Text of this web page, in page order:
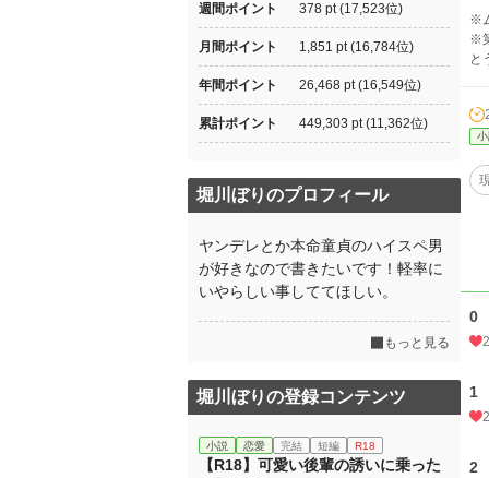
※
※
と
小
0
1
2
週間ポイント 378 pt (17,523位)
月間ポイント 1,851 pt (16,784位)
年間ポイント 26,468 pt (16,549位)
累計ポイント 449,303 pt (11,362位)
堀川ぼりのプロフィール
ヤンデレとか本命童貞のハイスペ男
が好きなので書きたいです！軽率に
いやらしい事しててほしい。
もっと見る
堀川ぼりの登録コンテンツ
小説 恋愛 完結 短編 R18
【R18】可愛い後輩の誘いに乗った